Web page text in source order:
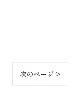
次のページ >